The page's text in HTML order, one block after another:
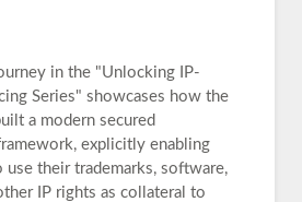
in the "Unlocking IP-
Series" showcases how the
a modern secured
explicitly enabling
use their trademarks, software,
IP rights as collateral to